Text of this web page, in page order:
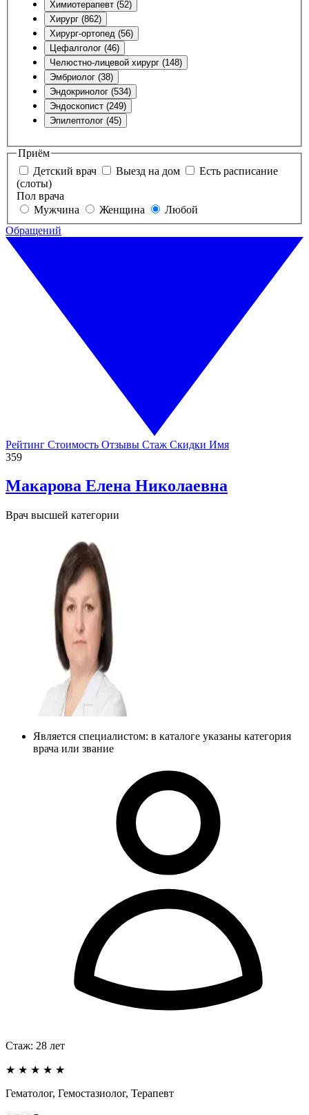
Химиотерапевт (52)
Хирург (862)
Хирург-ортопед (56)
Цефалголог (46)
Челюстно-лицевой хирург (148)
Эмбриолог (38)
Эндокринолог (534)
Эндоскопист (249)
Эпилептолог (45)
Приём
Детский врач
Выезд на дом
Есть расписание
(слоты)
Пол врача
Мужчина
Женщина
Любой
Обращений
Рейтинг Стоимость Отзывы Стаж Скидки Имя
359
Макарова Елена Николаевна
Врач высшей категории
Является специалистом: в каталоге указаны категория
врача или звание
Стаж: 28 лет
★ ★ ★ ★ ★
Гематолог, Гемостазиолог, Терапевт